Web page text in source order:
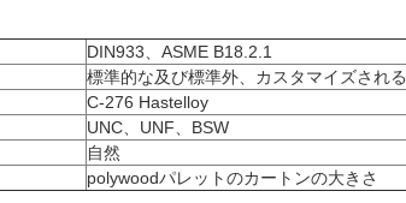
DIN933、ASME B18.2.1
標準的な及び標準外、カスタマイズされる
C-276 Hastelloy
UNC、UNF、BSW
自然
polywoodパレットのカートンの大きさ